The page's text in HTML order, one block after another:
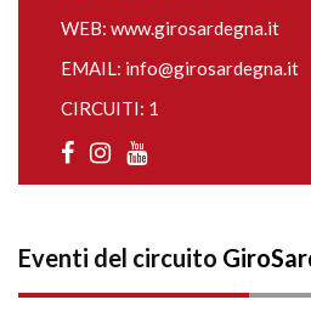
WEB: www.girosardegna.it
EMAIL: info@girosardegna.it
CIRCUITI: 1
Eventi del circuito